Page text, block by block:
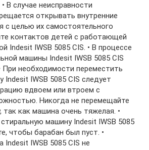
В случае неисправности
открывать внутренние
с целью их самостоятельного
контактов детей с работающей
Indesit IWSB 5085 CIS. • В процессе
машины Indesit IWSB 5085 CIS
При необходимости переместить
Indesit IWSB 5085 CIS следует
вдвоем или втроем с
Никогда не перемещайте
так как машина очень тяжелая. •
машину Indesit IWSB 5085
чтобы барабан был пуст. •
IWSB 5085 CIS не